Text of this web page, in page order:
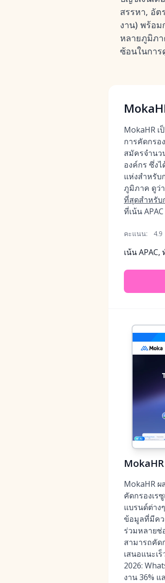
สรรหา, อัต
งาน) พร้อ
หลายภูมิภา
ซ้อนในการ
MokaHR
การคัดกรอ
สมัครจำนว
องค์กร ซึ่ง
แห่งสำหรับ
ภูมิภาค ดูว่
ที่สุดสำหรับ
ที่เน้น
คะแนน: 4.9
เน้น APAC,
MokaHR
คัดกรองเร
แบรนด์ต่าง
ข้อมูลที่มีค
ร่วมหลายช่
สามารถคัด
เสนอแนะเ
2026:
งาน 36%